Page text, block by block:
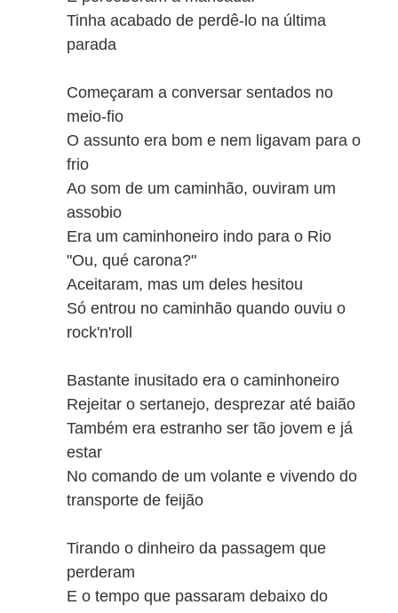
Tinha acabado de perdê-lo na última
parada
Começaram a conversar sentados no
meio-fio
O assunto era bom e nem ligavam para o
frio
Ao som de um caminhão, ouviram um
assobio
Era um caminhoneiro indo para o Rio
"Ou, qué carona?"
Aceitaram, mas um deles hesitou
Só entrou no caminhão quando ouviu o
rock'n'roll
Bastante inusitado era o caminhoneiro
Rejeitar o sertanejo, desprezar até baião
Também era estranho ser tão jovem e já
estar
No comando de um volante e vivendo do
transporte de feijão
Tirando o dinheiro da passagem que
perderam
E o tempo que passaram debaixo do